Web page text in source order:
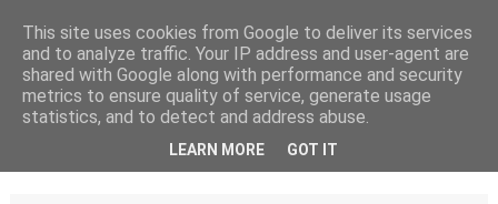
¡Buenos días madrugador!
6:29: 17
This site uses cookies from Google to deliver its services
and to analyze traffic. Your IP address and user-agent are
shared with Google along with performance and security
metrics to ensure quality of service, generate usage
statistics, and to detect and address abuse.
LEARN MORE GOT IT